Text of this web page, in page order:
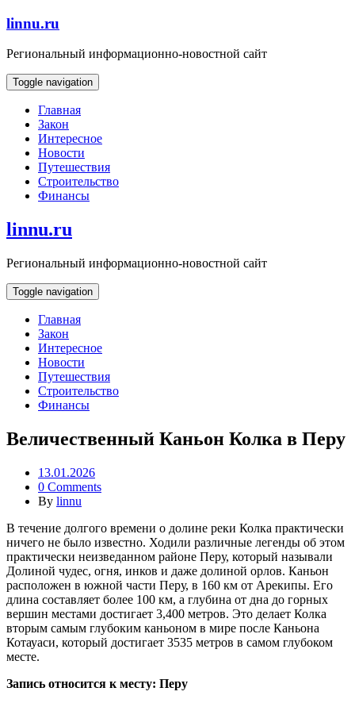
Skip
content
linnu.ru
Региональный информационно-новостной сайт
Toggle navigation
Главная
Закон
Интересное
Новости
Путешествия
Строительство
Финансы
linnu.ru
Региональный информационно-новостной сайт
Toggle navigation
Главная
Закон
Интересное
Новости
Путешествия
Строительство
Финансы
Величественный Каньон Колка в Перу
13.01.2026
0 Comments
By linnu
В течение долгого времени о долине реки Колка практически
ничего не было известно. Ходили различные легенды об этом
практически неизведанном районе Перу, который называли
Долиной чудес, огня, инков и даже долиной орлов. Каньон
расположен в южной части Перу, в 160 км от Арекипы. Его
длина составляет более 100 км, а глубина от дна до горных
вершин местами достигает 3,400 метров. Это делает Колка
вторым самым глубоким каньоном в мире после Каньона
Котауаси, который достигает 3535 метров в самом глубоком
месте.
Запись относится к месту: Перу